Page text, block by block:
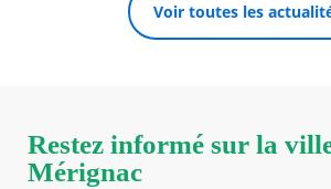
Voir toutes les
Restez informé sur la
Mérignac